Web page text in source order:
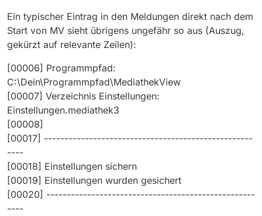
Ein typischer Eintrag in den Meldungen direkt nach dem
Start von MV sieht übrigens ungefähr so aus (Auszug,
gekürzt auf relevante Zeilen):
[00006] Programmpfad:
C:\Dein\Programmpfad\MediathekView
[00007] Verzeichnis Einstellungen:
Einstellungen.mediathek3
[00008]
[00017] ---------------------------------------------------
----
[00018] Einstellungen sichern
[00019] Einstellungen wurden gesichert
[00020] ---------------------------------------------------
----